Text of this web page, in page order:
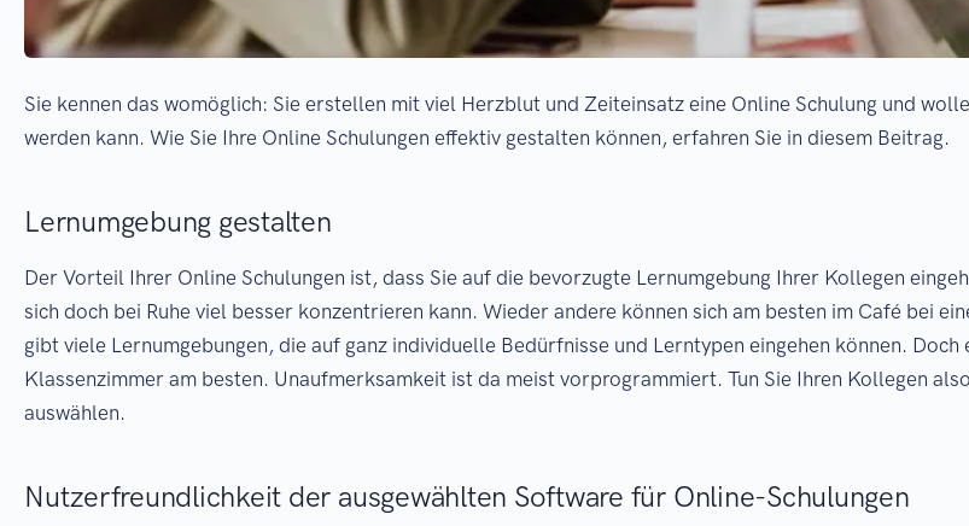
Sie kennen das womöglich: Sie erstellen mit viel Herzblut und Zeiteinsatz eine Online Schulung und
werden kann. Wie Sie Ihre Online Schulungen effektiv gestalten können, erfahren Sie in diesem Beitrag.
Lernumgebung gestalten
Der Vorteil Ihrer Online Schulungen ist, dass Sie auf die bevorzugte Lernumgebung Ihrer Kollegen
sich doch bei Ruhe viel besser konzentrieren kann. Wieder andere können sich am besten im Café bei
gibt viele Lernumgebungen, die auf ganz individuelle Bedürfnisse und Lerntypen eingehen können.
Klassenzimmer am besten. Unaufmerksamkeit ist da meist vorprogrammiert. Tun Sie Ihren Kollegen
auswählen.
Nutzerfreundlichkeit der ausgewählten Software für Online-Schulungen